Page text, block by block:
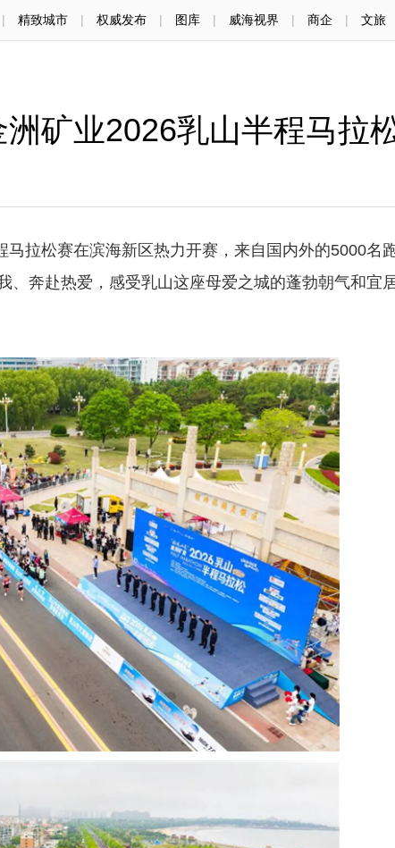
| 精致城市 | 权威发布 | 图库 | 威海视界 | 商企 | 文旅
洲矿业2026乳山半程马拉
拉松赛在滨海新区热力开赛，来自国内外的5000名
、奔赴热爱，感受乳山这座母爱之城的蓬勃朝气和宜